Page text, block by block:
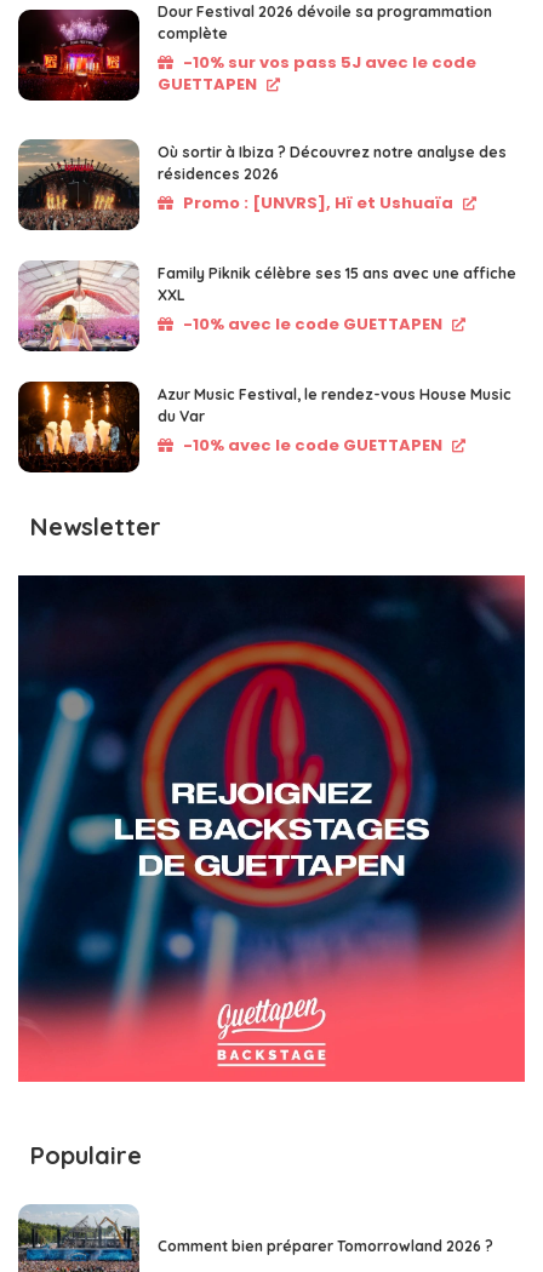
Dour Festival 2026 dévoile sa programmation
complète
-10% sur vos pass 5J avec le code
GUETTAPEN
Où sortir à Ibiza ? Découvrez notre analyse des
résidences 2026
Promo : [UNVRS], Hï et Ushuaïa
Family Piknik célèbre ses 15 ans avec une affiche
XXL
-10% avec le code GUETTAPEN
Azur Music Festival, le rendez-vous House Music
du Var
-10% avec le code GUETTAPEN
Newsletter
Populaire
Comment bien préparer Tomorrowland 2026 ?